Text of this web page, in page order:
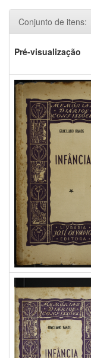
Conjunto de itens:
Pré-visualização